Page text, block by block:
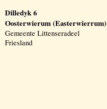
Dilledyk 6
Oosterwierum (Easterwierrum)
Gemeente Littenseradeel
Friesland